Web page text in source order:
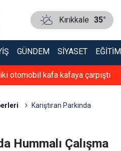
Kırıkkale 35°
GÜNDEM SIYASET EĞITIM
aday: Erol Ayan! Toptan ve
Karıştıran Parkında
Hummalı Çalışma